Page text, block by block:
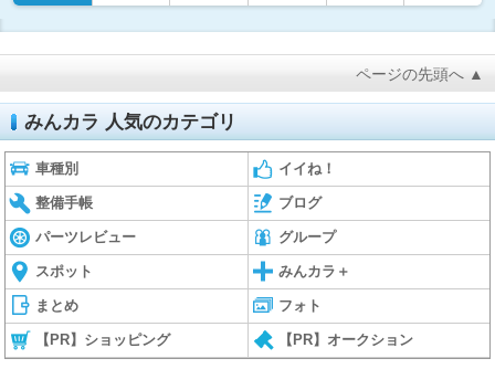
ページの先頭へ ▲
みんカラ 人気のカテゴリ
車種別 イイね！
整備手帳 ブログ
パーツレビュー グループ
スポット みんカラ＋
まとめ フォト
【PR】ショッピング 【PR】オークション